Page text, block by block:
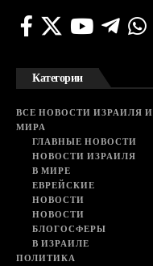
Категории
ВСЕ НОВОСТИ ИЗРАИЛЯ И
МИРА
ГЛАВНЫЕ НОВОСТИ
НОВОСТИ ИЗРАИЛЯ
В МИРЕ
ЕВРЕЙСКИЕ
НОВОСТИ
НОВОСТИ
БЛОГОСФЕРЫ
В ИЗРАИЛЕ
ПОЛИТИКА